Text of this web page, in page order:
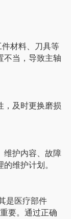
材料、刀具等
不当，导致主轴
，及时更换磨损
维护内容、故障
维护计划。
是医疗部件
要。通过正确